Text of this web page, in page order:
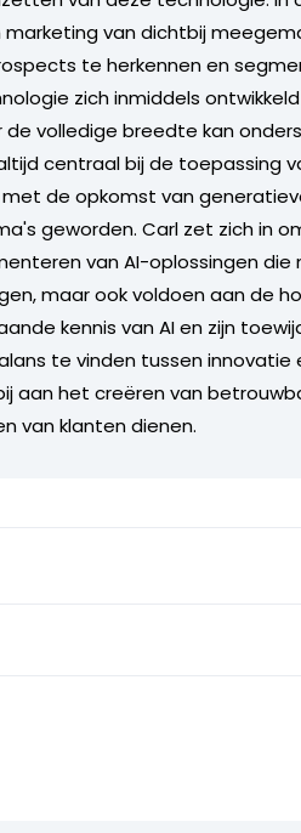
van dichtbij
te herkennen en
zich inmiddels
volledige breedte kan
centraal bij de toepassing
de opkomst van
geworden. Carl zet zich in
van AI-oplossingen die
maar ook voldoen aan de
kennis van AI en zijn
te vinden tussen innovatie
aan het creëren van
van klanten dienen.